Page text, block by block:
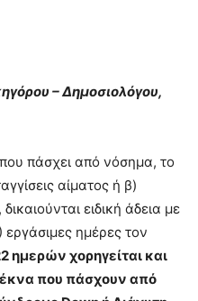
– Δημοσιολόγου,
πάσχει από νόσημα, το
αίματος ή β)
ειδική άδεια με
ημέρες τον
ημερών χορηγείται και
που πάσχουν από